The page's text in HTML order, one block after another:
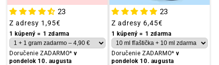
23
Obvyklá
cena
Z adresy 1,95€
1 kúpený = 1 zdarma
Doručenie ZADARMO*v
pondelok 10. augusta
23
Obvyklá
cena
Z adresy 6,45€
1 kúpený = 1 zdarma
Doručenie ZADARMO*v
pondelok 10. augusta